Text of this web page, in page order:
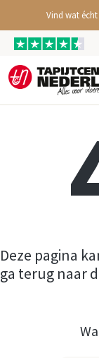
Vind wat
Deze pagina
ga terug naar